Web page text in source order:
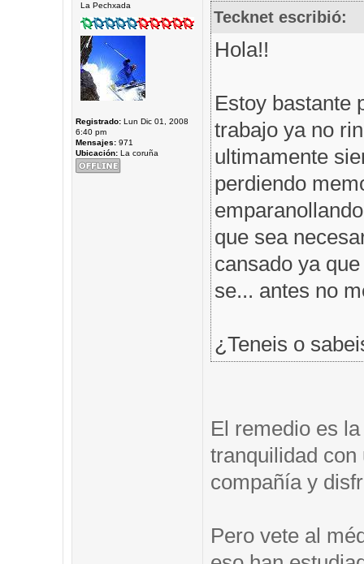
La Pechxada
Registrado:Lun Dic 01, 2008
6:40 pm
Mensajes:971
Ubicación:La coruña
Tecknet escribió:
Hola!!
Estoy bastante
trabajo ya no
ultimamente
perdiendo
que sea
cansado ya
se... antes no
¿Teneis o
El remedio es
tranquilidad con
compañía y
Pero vete al